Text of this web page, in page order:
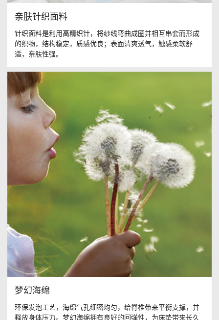
亲肤针织面料
针织面料是利用高精织针，将纱线弯曲成圈并相互串套而形成
的织物，结构稳定，质感优良；表面清爽透气，触感柔软舒
适，亲肤性强。
梦幻海绵
环保发泡工艺，海绵气孔细密均匀，给脊椎带来平衡支撑，并
释放身体压力。梦幻海绵拥有良好的回弹性，为床垫带来长久